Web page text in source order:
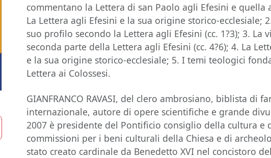
commentano la Lettera di san Paolo agli Efesini e quella
La Lettera agli Efesini e la sua origine storico-ecclesiale;
suo profilo secondo la Lettera agli Efesini (cc. 1?3); 3. La
seconda parte della Lettera agli Efesini (cc. 4?6); 4. La
e la sua origine storico-ecclesiale; 5. I temi teologici
Lettera ai Colossesi.
GIANFRANCO RAVASI, del clero ambrosiano, biblista di
internazionale, autore di opere scientifiche e grande
2007 è presidente del Pontificio consiglio della cultura e
commissioni per i beni culturali della Chiesa e di
stato creato cardinale da Benedetto XVI nel concistoro